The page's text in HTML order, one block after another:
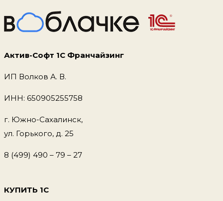
Актив-Софт 1С Франчайзинг
ИП Волков А. В.
ИНН: 650905255758
г. Южно-Сахалинск,
ул. Горького, д. 25
8 (499) 490 – 79 – 27
КУПИТЬ 1С